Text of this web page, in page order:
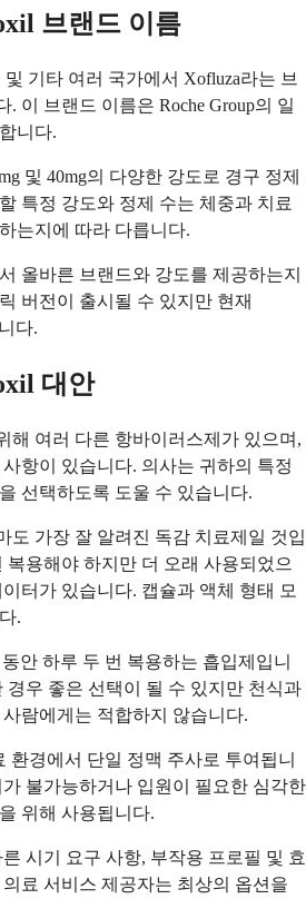
브랜드 이름
및 기타 여러 국가에서 Xofluza라는 브
이 브랜드 이름은 Roche Group의 일
니다.
및 40mg의 다양한 강도로 경구 정제
특정 강도와 정제 수는 체중과 치료
는지에 따라 다릅니다.
올바른 브랜드와 강도를 제공하는지
버전이 출시될 수 있지만 현재
다.
대안
해 여러 다른 항바이러스제가 있으며,
항이 있습니다. 의사는 귀하의 특정
선택하도록 도울 수 있습니다.
도 가장 잘 알려진 독감 치료제일 것입
복용해야 하지만 더 오래 사용되었으
터가 있습니다. 캡슐과 액체 형태 모
.
동안 하루 두 번 복용하는 흡입제입니
경우 좋은 선택이 될 수 있지만 천식과
람에게는 적합하지 않습니다.
환경에서 단일 정맥 주사로 투여됩니
불가능하거나 입원이 필요한 심각한
위해 사용됩니다.
시기 요구 사항, 부작용 프로필 및 효
료 서비스 제공자는 최상의 옵션을